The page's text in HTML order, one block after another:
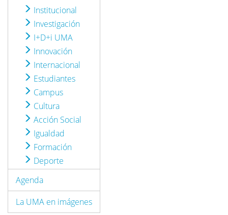
Institucional
Investigación
I+D+i UMA
Innovación
Internacional
Estudiantes
Campus
Cultura
Acción Social
Igualdad
Formación
Deporte
Agenda
La UMA en imágenes